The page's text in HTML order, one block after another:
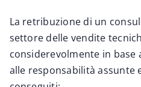
La retribuzione di un
settore delle vendite
considerevolmente in base
alle responsabilità assunte